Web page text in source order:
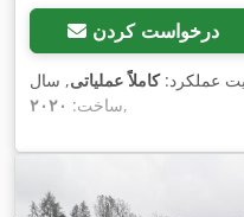
درخواست کردن
عملکرد:کاملاً عملیاتی, سال
ساخت: ۲۰۲۰ ,